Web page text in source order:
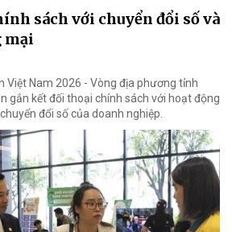
sách với chuyển đổi số và
mại
Việt Nam 2026 - Vòng địa phương tỉnh
gắn kết đối thoại chính sách với hoạt động
đổi số của doanh nghiệp.